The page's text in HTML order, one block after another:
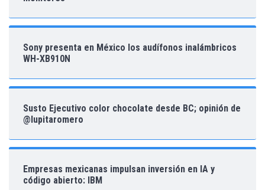
Sony presenta en México los audífonos inalámbricos
WH-XB910N
Susto Ejecutivo color chocolate desde BC; opinión de
@lupitaromero
Empresas mexicanas impulsan inversión en IA y
código abierto: IBM